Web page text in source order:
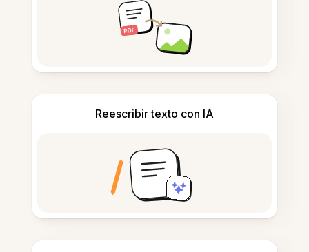
Reescribir texto con IA